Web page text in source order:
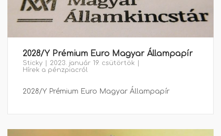
2028/Y Prémium Euro Magyar Állampapír
Sticky
2023. január 19. csütörtök
Hírek a pénzpiacról
2028/Y Prémium Euro Magyar Állampapír